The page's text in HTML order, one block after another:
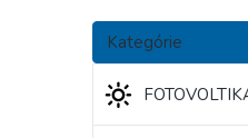
B
č
Preskočiť
kategórie
Kategórie